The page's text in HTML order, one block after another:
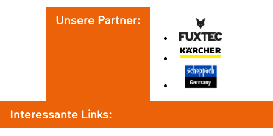
Unsere Partner:
Interessante Links: